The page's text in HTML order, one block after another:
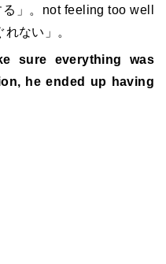
」。not feeling too well
ない」。
sure everything was
he ended up having